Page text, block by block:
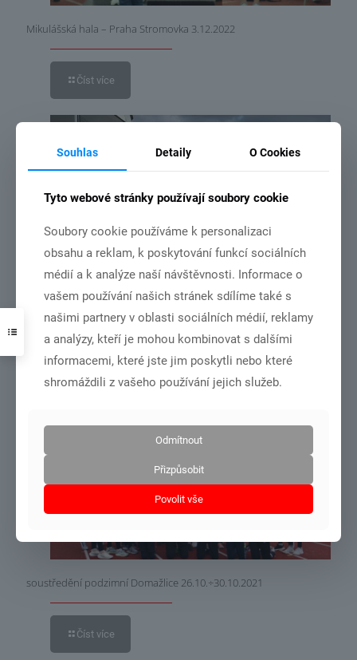
Mikulášská hala – Praha Stromovka 3.12.2022
Číst více
14.11.2021
MČR družstev v roce 2022 bude v Chebu.
Číst více
soustředění podzimní Domažlice 26.10.÷30.10.2021
Číst více
Souhlas Detaily O Cookies
Tyto webové stránky používají soubory cookie
Soubory cookie používáme k personalizaci
obsahu a reklam, k poskytování funkcí sociálních
médií a k analýze naší návštěvnosti. Informace o
vašem používání našich stránek sdílíme také s
našimi partnery v oblasti sociálních médií, reklamy
a analýzy, kteří je mohou kombinovat s dalšími
informacemi, které jste jim poskytli nebo které
shromáždili z vašeho používání jejich služeb.
Odmítnout
Přizpůsobit
Povolit vše